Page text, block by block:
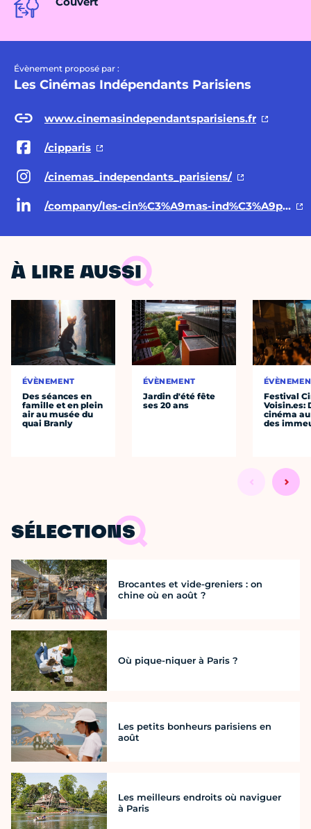
Évènement proposé par :
Les Cinémas Indépendants Parisiens
www.cinemasindependantsparisiens.fr
/cipparis
/cinemas_independants_parisiens/
/company/les-cin%C3%A9mas-ind%C3%A9pendants-parisiens/
À LIRE AUSSI
ÉVÈNEMENT
Des séances en
famille et en plein
air au musée du
quai Branly
ÉVÈNEMENT
Jardin d'été fête
ses 20 ans
Festival
Voisin.es:
cinéma
des
SÉLECTIONS
Brocantes et vide-greniers : on
chine où en août ?
Où pique-niquer à Paris ?
Les petits bonheurs parisiens en
août
Les meilleurs endroits où naviguer
à Paris